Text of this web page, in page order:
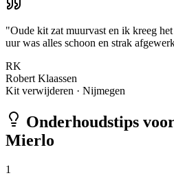
"Oude kit zat muurvast en ik kreeg
uur was alles schoon en strak
RK
Robert Klaassen
Kit verwijderen · Nijmegen
Onderhoudstips
Mierlo
1